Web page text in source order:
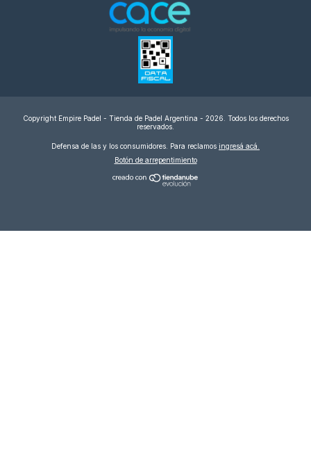
Copyright Empire Padel - Tienda de Padel Argentina - 2026. Todos los derechos
reservados.
Defensa de las y los consumidores. Para reclamos ingresá acá.
Botón de arrepentimiento